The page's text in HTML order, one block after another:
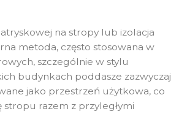
na stropy lub izolacja
metoda, często stosowana w
szczególnie w stylu
budynkach poddasze zazwyczaj
jako przestrzeń użytkowa, co
stropu razem z przyległymi